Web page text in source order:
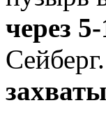
через